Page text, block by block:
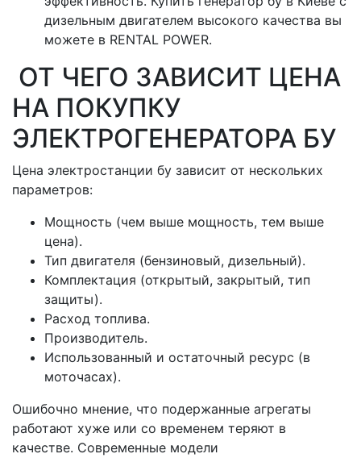
дизельным двигателем высокого качества вы
можете в RENTAL POWER.
ОТ ЧЕГО ЗАВИСИТ ЦЕНА
НА ПОКУПКУ
ЭЛЕКТРОГЕНЕРАТОРА БУ
Цена электростанции бу зависит от нескольких
параметров:
Мощность (чем выше мощность, тем выше
цена).
Тип двигателя (бензиновый, дизельный).
Комплектация (открытый, закрытый, тип
защиты).
Расход топлива.
Производитель.
Использованный и остаточный ресурс (в
моточасах).
Ошибочно мнение, что подержанные агрегаты
работают хуже или со временем теряют в
качестве. Современные модели